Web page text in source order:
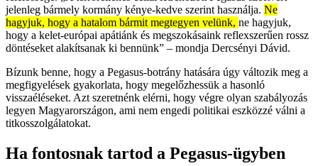
jelenleg bármely kormány kénye-kedve szerint használja. Ne
hagyjuk, hogy a hatalom bármit megtegyen velünk, ne hagyjuk,
hogy a kelet-európai apátiánk és megszokásaink reflexszerűen rossz
döntéseket alakítsanak ki bennünk” – mondja Dercsényi Dávid.
Bízunk benne, hogy a Pegasus-botrány hatására úgy változik meg a
megfigyelések gyakorlata, hogy megelőzhessük a hasonló
visszaéléseket. Azt szeretnénk elérni, hogy végre olyan szabályozás
legyen Magyarországon, ami nem engedi politikai eszközzé válni a
titkosszolgálatokat.
Ha fontosnak tartod a Pegasus-ügyben